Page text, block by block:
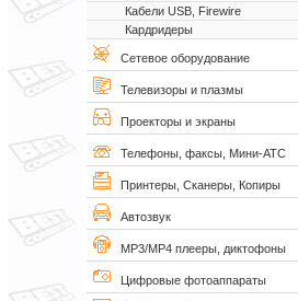
Кабели USB, Firewire
Кардридеры
Сетевое оборудование
Телевизоры и плазмы
Проекторы и экраны
Телефоны, факсы, Мини-АТС
Принтеры, Сканеры, Копиры
Автозвук
MP3/MP4 плееры, диктофоны
Цифровые фотоаппараты